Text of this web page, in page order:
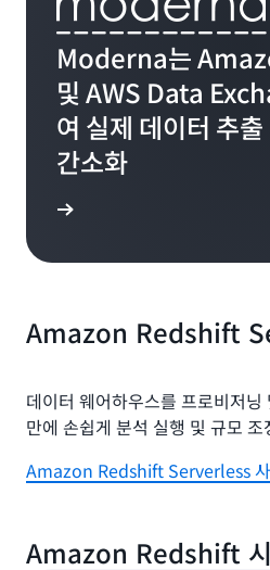
Moderna는
및 AWS Data
여 실제 데이터 추
간소화
Amazon Redshift
데이터 웨어하우스를 프로비저
만에 손쉽게 분석 실행 및 규모 조
Amazon Redshift Serverless
Amazon Redshift